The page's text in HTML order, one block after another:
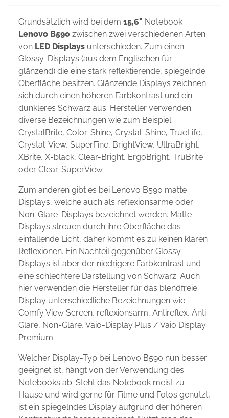
Grundsätzlich wird bei dem 15,6" Notebook
Lenovo B590 zwischen zwei verschiedenen Arten
von LED Displays unterschieden. Zum einen
Glossy-Displays (aus dem Englischen für
glänzend) die eine stark reflektierende, spiegelnde
Oberfläche besitzen. Glänzende Displays zeichnen
sich durch einen höheren Farbkontrast und ein
dunkleres Schwarz aus. Hersteller verwenden
diverse Bezeichnungen wie zum Beispiel:
CrystalBrite, Color-Shine, Crystal-Shine, TrueLife,
Crystal-View, SuperFine, BrightView, UltraBright,
XBrite, X-black, Clear-Bright, ErgoBright, TruBrite
oder Clear-SuperView.
Zum anderen gibt es bei Lenovo B590 matte
Displays, welche auch als reflexionsarme oder
Non-Glare-Displays bezeichnet werden. Matte
Displays streuen durch ihre Oberfläche das
einfallende Licht, daher kommt es zu keinen klaren
Reflexionen. Ein Nachteil gegenüber Glossy-
Displays ist aber der niedrigere Farbkontrast und
eine schlechtere Darstellung von Schwarz. Auch
hier verwenden die Hersteller für das blendfreie
Display unterschiedliche Bezeichnungen wie
Comfy View Screen, reflexionsarm, Antireflex, Anti-
Glare, Non-Glare, Vaio-Display Plus / Vaio Display
Premium.
Welcher Display-Typ bei Lenovo B590 nun besser
geeignet ist, hängt von der Verwendung des
Notebooks ab. Steht das Notebook meist zu
Hause und wird gerne für Filme und Fotos genutzt,
ist ein spiegelndes Display aufgrund der höheren